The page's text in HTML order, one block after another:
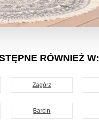
RÓWNIEŻ W:
Zagórz
Barcin